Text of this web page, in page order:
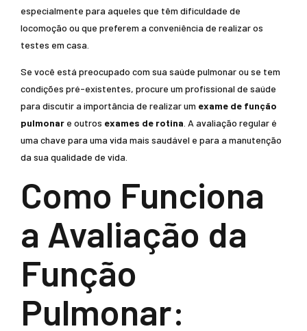
especialmente para aqueles que têm dificuldade de
locomoção ou que preferem a conveniência de realizar os
testes em casa.
Se você está preocupado com sua saúde pulmonar ou se tem
condições pré-existentes, procure um profissional de saúde
para discutir a importância de realizar um exame de função
pulmonar e outros exames de rotina . A avaliação regular é
uma chave para uma vida mais saudável e para a manutenção
da sua qualidade de vida.
Como Funciona
a Avaliação da
Função
Pulmonar: